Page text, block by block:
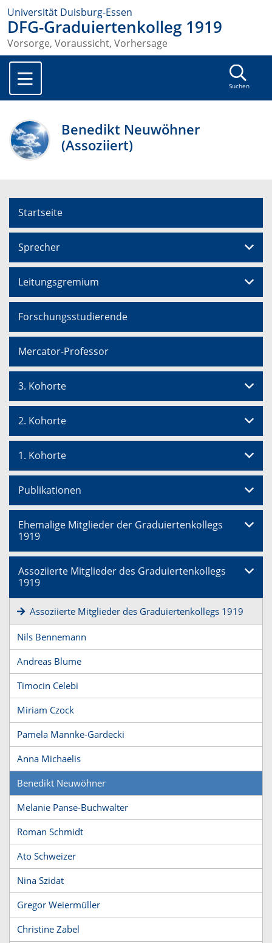
Universität Duisburg-Essen
DFG-Graduiertenkolleg 1919
Vorsorge, Voraussicht, Vorhersage
Suchen
Benedikt Neuwöhner
(Assoziiert)
Startseite
Sprecher
Leitungsgremium
Forschungsstudierende
Mercator-Professor
3. Kohorte
2. Kohorte
1. Kohorte
Publikationen
Ehemalige Mitglieder der Graduiertenkollegs
1919
Assoziierte Mitglieder des Graduiertenkollegs
1919
Assoziierte Mitglieder des Graduiertenkollegs 1919
Nils Bennemann
Andreas Blume
Timocin Celebi
Miriam Czock
Pamela Mannke-Gardecki
Anna Michaelis
Benedikt Neuwöhner
Melanie Panse-Buchwalter
Roman Schmidt
Ato Schweizer
Nina Szidat
Gregor Weiermüller
Christine Zabel